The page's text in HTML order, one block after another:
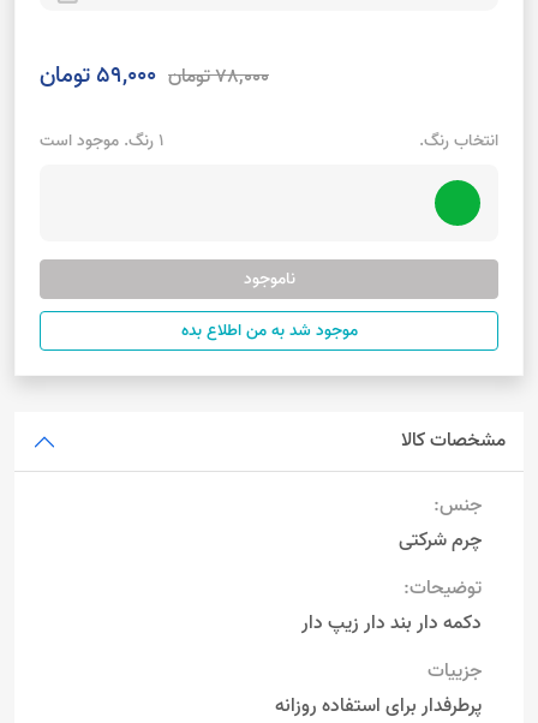
78,000 تومان 59,000 تومان
انتخاب رنگ. 1 رنگ. موجود است
ناموجود
موجود شد به من اطلاع بده
مشخصات کالا
جنس:
چرم شرکتی
توضیحات:
دکمه دار بند دار زیپ دار
جزییات
پرطرفدار برای استفاده روزانه